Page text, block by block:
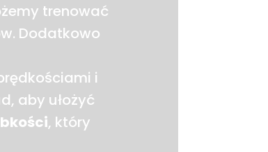
trenować
Dodatkowo
i
aby ułożyć
, który